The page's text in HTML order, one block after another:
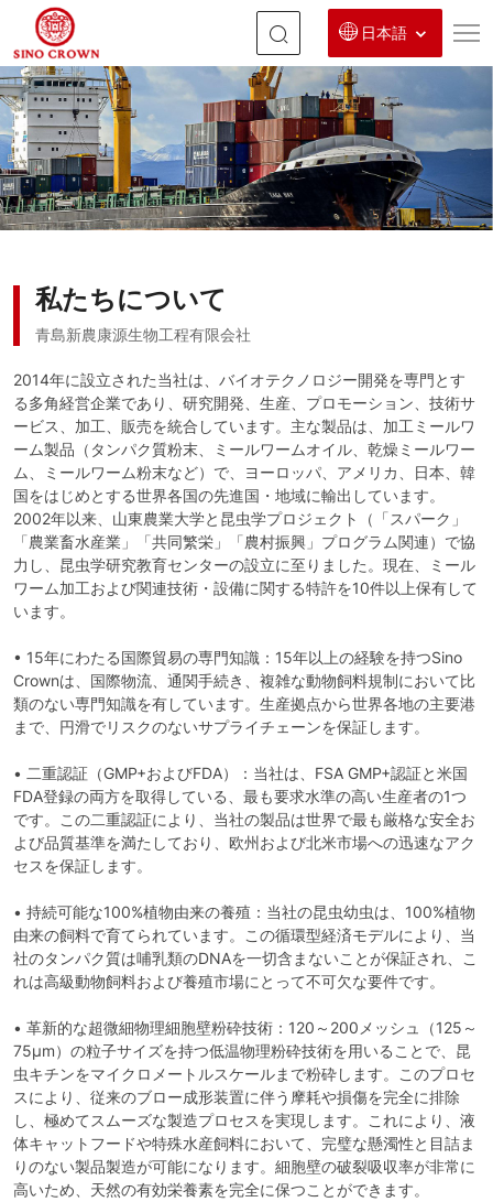
日本語
脱
脂
ミ
ー
ル
ム
プ
ロ
テ
イ
ン
パ
ウ
ダ
ー
私たちについて
青島新農康源生物工程有限会社
2014年に設立された当社は、バイオテクノロジー開発を専門とす
る多角経営企業であり、研究開発、生産、プロモーション、技術サ
ービス、加工、販売を統合しています。主な製品は、加工ミールワ
ーム製品（タンパク質粉末、ミールワームオイル、乾燥ミールワー
ム、ミールワーム粉末など）で、ヨーロッパ、アメリカ、日本、韓
国をはじめとする世界各国の先進国・地域に輸出しています。
2002年以来、山東農業大学と昆虫学プロジェクト（「スパーク」
「農業畜水産業」「共同繁栄」「農村振興」プログラム関連）で協
力し、昆虫学研究教育センターの設立に至りました。現在、ミール
ワーム加工および関連技術・設備に関する特許を10件以上保有して
います。
• 15年にわたる国際貿易の専門知識：15年以上の経験を持つSino
Crownは、国際物流、通関手続き、複雑な動物飼料規制において比
類のない専門知識を有しています。生産拠点から世界各地の主要港
まで、円滑でリスクのないサプライチェーンを保証します。
• 二重認証（GMP+およびFDA）：当社は、FSA GMP+認証と米国
FDA登録の両方を取得している、最も要求水準の高い生産者の1つ
です。この二重認証により、当社の製品は世界で最も厳格な安全お
よび品質基準を満たしており、欧州および北米市場への迅速なアク
セスを保証します。
• 持続可能な100%植物由来の養殖：当社の昆虫幼虫は、100%植物
由来の飼料で育てられています。この循環型経済モデルにより、当
社のタンパク質は哺乳類のDNAを一切含まないことが保証され、こ
れは高級動物飼料および養殖市場にとって不可欠な要件です。
• 革新的な超微細物理細胞壁粉砕技術：120～200メッシュ（125～
75µm）の粒子サイズを持つ低温物理粉砕技術を用いることで、昆
虫キチンをマイクロメートルスケールまで粉砕します。このプロセ
スにより、従来のブロー成形装置に伴う摩耗や損傷を完全に排除
し、極めてスムーズな製造プロセスを実現します。これにより、液
体キャットフードや特殊水産飼料において、完璧な懸濁性と目詰ま
りのない製品製造が可能になります。細胞壁の破裂吸収率が非常に
高いため、天然の有効栄養素を完全に保つことができます。